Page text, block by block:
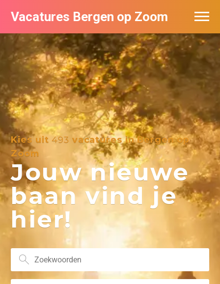
Vacatures Bergen op Zoom
Kies uit 493 vacatures in Bergen op
Zoom
Jouw nieuwe
baan vind je
hier!
Vacatures per bedrijf
De populairste vacatures in Bergen op
Zoom